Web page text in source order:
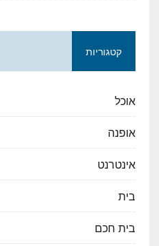
קטגוריות
אוכל
אופנה
אינטרנט
בית
בית חכם